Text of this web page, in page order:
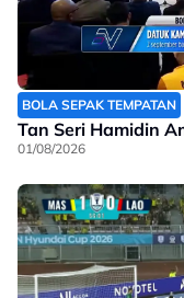
BOLA SEPAK TEMPATAN
Tan Seri Hamidin
01/08/2026